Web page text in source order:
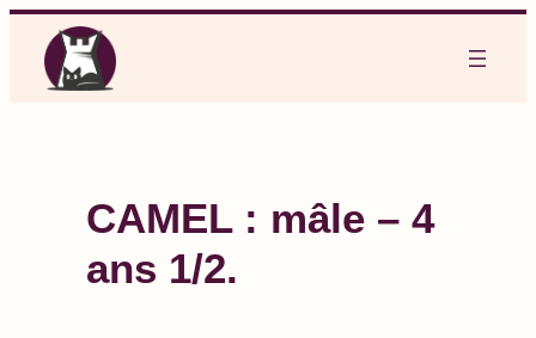
contenu
CAMEL : mâle – 4
ans 1/2.